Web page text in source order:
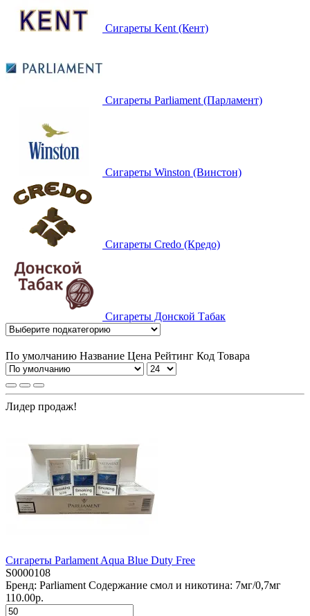
Сигареты Kent (Кент)
Сигареты Parliament (Парламент)
Сигареты Winston (Винстон)
Сигареты Credo (Кредо)
Сигареты Донской Табак
По умолчанию Название Цена Рейтинг Код Товара
Лидер продаж!
Сигареты Parlament Aqua Blue Duty Free
S0000108
Бренд: Parliament Содержание смол и никотина: 7мг/0,7мг
110.00р.